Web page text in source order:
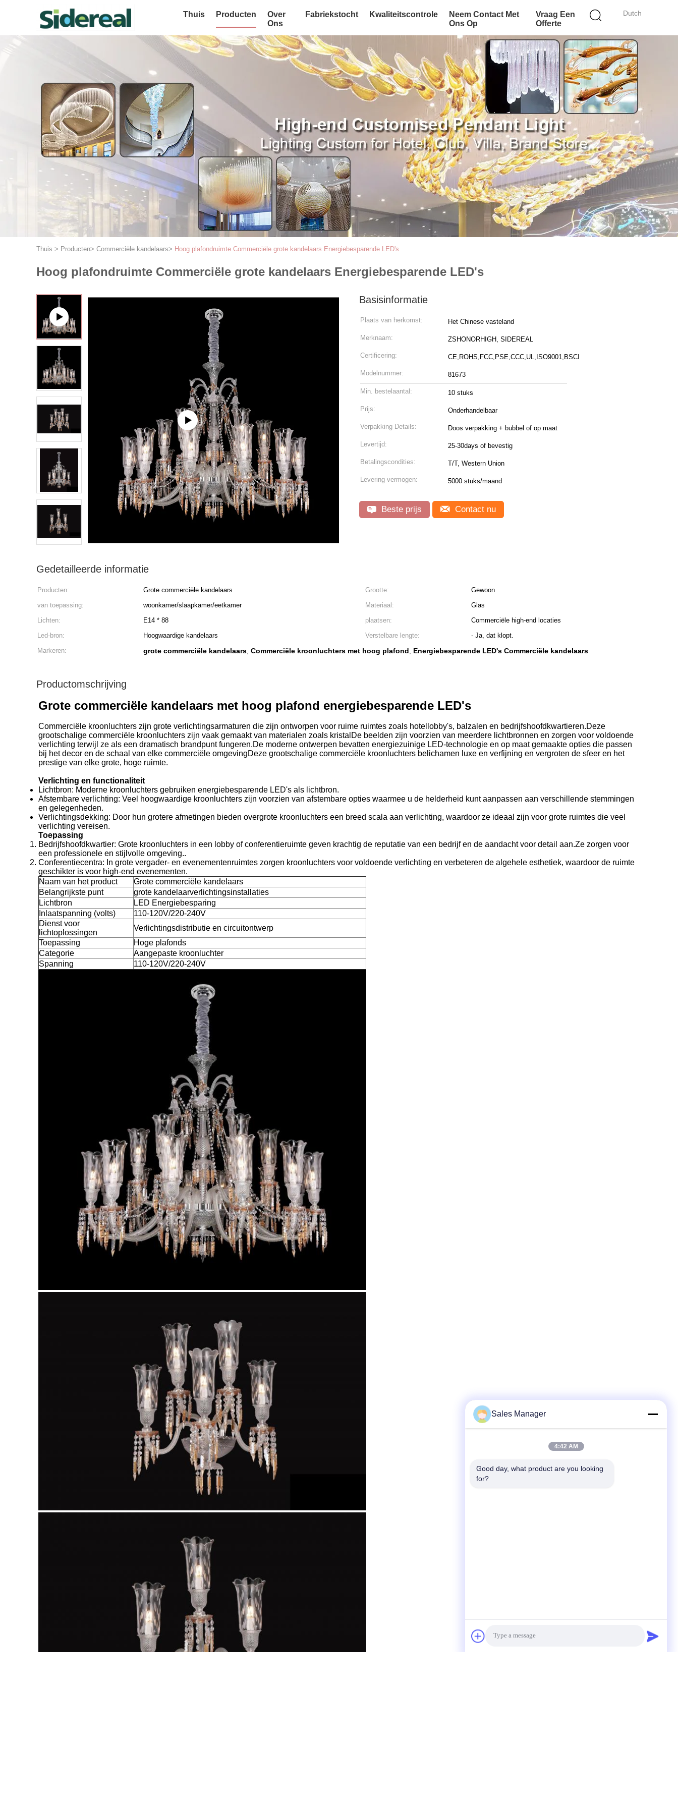
Dutch
Thuis Producten
Over
Ons
Fabriekstocht Kwaliteitscontrole
Neem Contact Met
Ons Op
Vraag Een
Offerte
Thuis > Producten> Commerciële kandelaars> Hoog plafondruimte Commerciële grote kandelaars Energiebesparende LED's
Hoog plafondruimte Commerciële grote kandelaars Energiebesparende LED's
Basisinformatie
Plaats van herkomst: Het Chinese vasteland
Merknaam: ZSHONORHIGH, SIDEREAL
Certificering: CE,ROHS,FCC,PSE,CCC,UL,ISO9001,BSCI
Modelnummer: 81673
Min. bestelaantal: 10 stuks
Prijs: Onderhandelbaar
Verpakking Details: Doos verpakking + bubbel of op maat
Levertijd: 25-30days of bevestig
Betalingscondities: T/T, Western Union
Levering vermogen: 5000 stuks/maand
Beste prijs Contact nu
Gedetailleerde informatie
Producten: Grote commerciële kandelaars Grootte:
Gewoon
van toepassing:
woonkamer/slaapkamer/eetkamer Materiaal:
Glas
Lichten:
E14 * 88 plaatsen:
Commerciële high-end locaties
Led-bron:
Hoogwaardige kandelaars Verstelbare lengte:
- Ja, dat klopt.
Markeren:
grote commerciële kandelaars, Commerciële kroonluchters met hoog plafond, Energiebesparende LED's Commerciële kandelaars
Productomschrijving
Grote commerciële kandelaars met hoog plafond energiebesparende LED's
Commerciële kroonluchters zijn grote verlichtingsarmaturen die zijn ontworpen voor ruime ruimtes zoals hotellobby's, balzalen en bedrijfshoofdkwartieren.Deze
grootschalige commerciële kroonluchters zijn vaak gemaakt van materialen zoals kristalDe beelden zijn voorzien van meerdere lichtbronnen en zorgen voor voldoende
verlichting terwijl ze als een dramatisch brandpunt fungeren.De moderne ontwerpen bevatten energiezuinige LED-technologie en op maat gemaakte opties die passen
bij het decor en de schaal van elke commerciële omgevingDeze grootschalige commerciële kroonluchters belichamen luxe en verfijning en vergroten de sfeer en het
prestige van elke grote, hoge ruimte.
Verlichting en functionaliteit
Lichtbron: Moderne kroonluchters gebruiken energiebesparende LED's als lichtbron.
Afstembare verlichting: Veel hoogwaardige kroonluchters zijn voorzien van afstembare opties waarmee u de helderheid kunt aanpassen aan verschillende stemmingen
en gelegenheden.
Verlichtingsdekking: Door hun grotere afmetingen bieden overgrote kroonluchters een breed scala aan verlichting, waardoor ze ideaal zijn voor grote ruimtes die veel
verlichting vereisen.
Toepassing
Bedrijfshoofdkwartier: Grote kroonluchters in een lobby of conferentieruimte geven krachtig de reputatie van een bedrijf en de aandacht voor detail aan.Ze zorgen voor
een professionele en stijlvolle omgeving..
Conferentiecentra: In grote vergader- en evenementenruimtes zorgen kroonluchters voor voldoende verlichting en verbeteren de algehele esthetiek, waardoor de ruimte
geschikter is voor high-end evenementen.
Naam van het product
Grote commerciële kandelaars
Belangrijkste punt
grote kandelaarverlichtingsinstallaties
Lichtbron
LED Energiebesparing
Inlaatspanning (volts)
110-120V/220-240V
Dienst voor
lichtoplossingen
Verlichtingsdistributie en circuitontwerp
Toepassing
Hoge plafonds
Categorie
Aangepaste kroonluchter
Spanning
110-120V/220-240V
Sales Manager
4:42 AM
Good day, what product are you looking
for?